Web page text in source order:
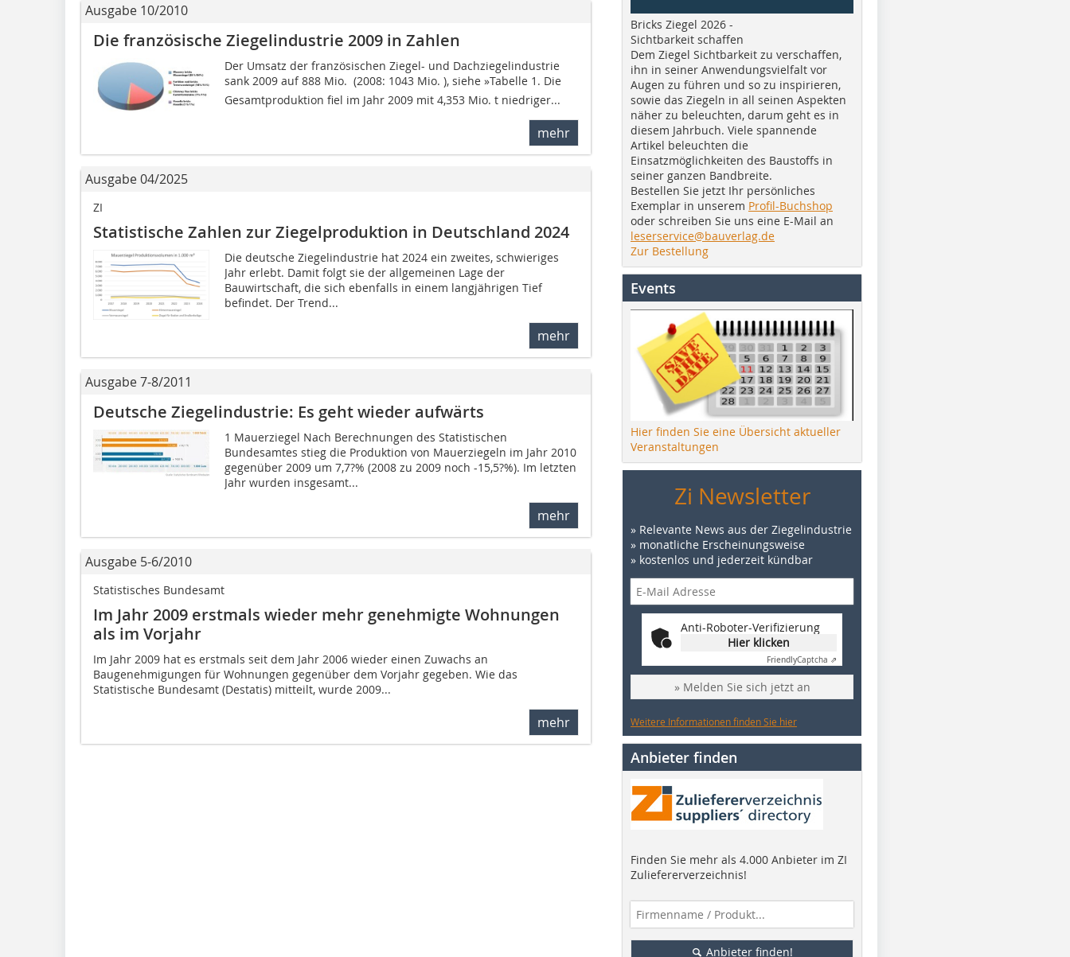
Ausgabe 10/2010
Die französische Ziegelindustrie 2009 in Zahlen
Der Umsatz der französischen Ziegel- und Dachziegel­industrie
sank 2009 auf 888 Mio.  (2008: 1043 Mio. ), siehe »Tabelle 1. Die
Gesamtproduktion fiel im Jahr 2009 mit 4,353 Mio. t niedriger...
mehr
Ausgabe 04/2025
ZI
Statistische Zahlen zur Ziegelproduktion in Deutschland 2024
Die deutsche Ziegelindustrie hat 2024 ein zweites, schwieriges
Jahr erlebt. Damit folgt sie der allgemeinen Lage der
Bauwirtschaft, die sich ebenfalls in einem langjährigen Tief
befindet. Der Trend...
mehr
Ausgabe 7-8/2011
Deutsche Ziegelindustrie: Es geht wieder aufwärts
1 Mauerziegel Nach Berechnungen des Statistischen
Bundesamtes stieg die Produktion von Mauerziegeln im Jahr 2010
gegenüber 2009 um 7,7?% (2008 zu 2009 noch -15,5?%). Im letzten
Jahr wurden insgesamt...
mehr
Ausgabe 5-6/2010
Statistisches Bundesamt
Im Jahr 2009 erstmals wieder mehr genehmigte Wohnungen
als im Vorjahr
Im Jahr 2009 hat es erstmals seit dem Jahr 2006 wieder einen Zuwachs an
Baugenehmigungen für Wohnungen gegenüber dem Vorjahr gegeben. Wie das
Statistische Bundesamt (Destatis) mitteilt, wurde 2009...
mehr
Bricks Ziegel 2026 -
Sichtbarkeit schaffen
Dem Ziegel Sichtbarkeit zu verschaffen,
ihn in seiner Anwendungsvielfalt vor
Augen zu führen und so zu inspirieren,
sowie das Ziegeln in all seinen Aspekten
näher zu beleuchten, darum geht es in
diesem Jahrbuch. Viele spannende
Artikel beleuchten die
Einsatzmöglichkeiten des Baustoffs in
seiner ganzen Bandbreite.
Bestellen Sie jetzt Ihr persönliches
Exemplar in unserem Profil-Buchshop
oder schreiben Sie uns eine E-Mail an
leserservice@bauverlag.de
Zur Bestellung
Events
Hier finden Sie eine Übersicht aktueller
Veranstaltungen
Zi Newsletter
» Relevante News aus der Ziegelindustrie
» monatliche Erscheinungsweise
» kostenlos und jederzeit kündbar
Anti-Roboter-Verifizierung
Hier klicken
FriendlyCaptcha ⇗
» Melden Sie sich jetzt an
Weitere Informationen finden Sie hier
Anbieter finden
Finden Sie mehr als 4.000 Anbieter im ZI
Zuliefererverzeichnis!
Anbieter finden!